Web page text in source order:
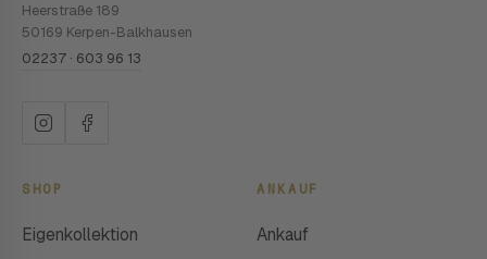
Heerstraße 189
50169 Kerpen-Balkhausen
02237 · 603 96 13
SHOP
Eigenkollektion
ANKAUF
Ankauf